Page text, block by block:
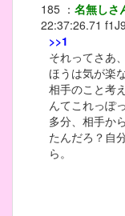
185 ： 名無しさ
22:37:26.71
>>1
それってさあ
ほうは気が楽
相手のこと考
んてこれっぽ
多分、相手か
たんだろ？自
ら。